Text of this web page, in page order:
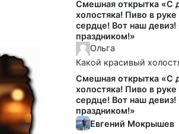
Смешная открытка «С
холостяка! Пиво в
сердце! Вот наш девиз!
праздником!»
Ольга
Какой красивый
Смешная открытка «С
холостяка! Пиво в
сердце! Вот наш девиз!
праздником!»
Евгений Мокрышев